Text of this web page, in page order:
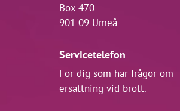
Box 470
901 09 Umeå
Servicetelefon
För dig som har frågor om
ersättning vid brott.